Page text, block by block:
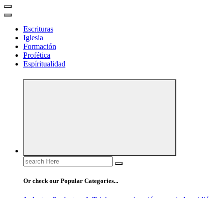
Escrituras
Iglesia
Formación
Profética
Espíritualidad
Search
for:
Or check our Popular Categories...